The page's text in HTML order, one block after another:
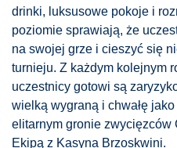
drinki, luksusowe pokoje i
poziomie sprawiają, że
na swojej grze i cieszyć się
turnieju. Z każdym kolejnym
uczestnicy gotowi są
wielką wygraną i chwałę
elitarnym gronie zwycięzców
Ekipą z Kasyna Brzoskwini.